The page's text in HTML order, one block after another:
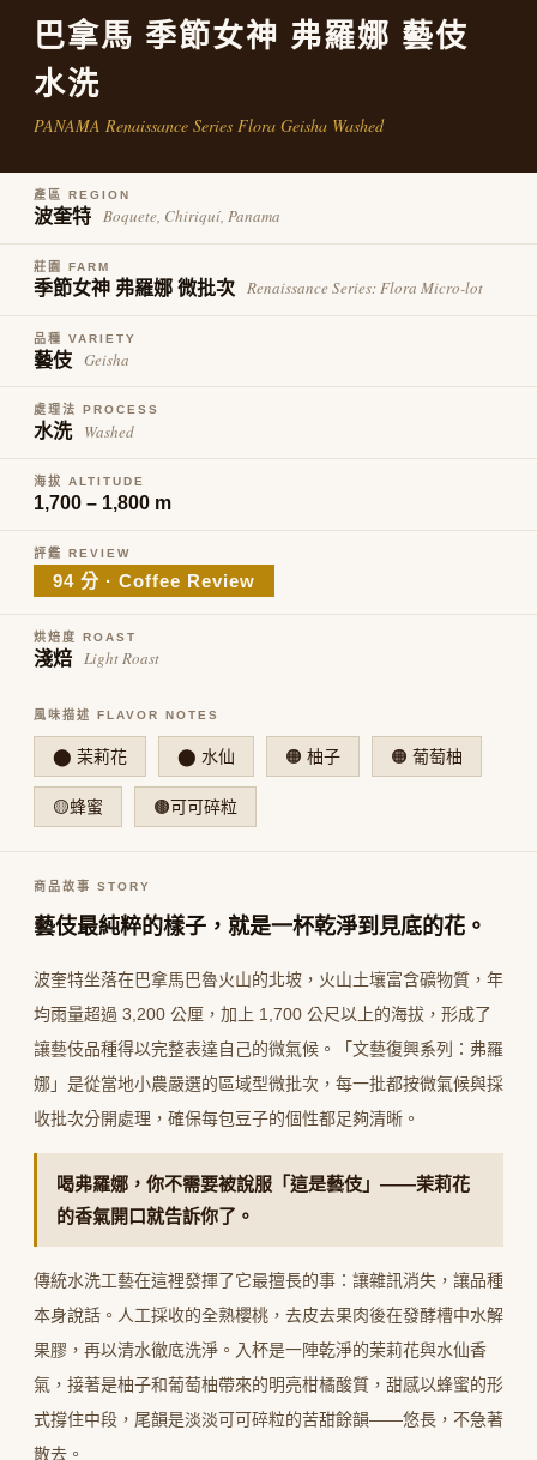
【注意事項】
１．透過由恩沛科技股份有限公司提供之「AFTEE先享後付」服務完成之交
易，需依本服務之必要範圍內提供個人資料，並將交易相關給付款項請求債
２．關於個人資料處理事宜，請瀏覽以下網址：
３．未成年的使用者請事先徵得法定代理人或監護人之同意方可使用
「AFTEE先享後付」，若未經同意申辦者引起之損失，本公司不負相關責
任。
時審查核予不同之上限額度；若仍有額度不足之情形，本公司將視審查結果
請求用戶進行身份認證。
５．嚴禁一人註冊多個帳號或使用他人資訊註冊。若發現惡意使用之情形，
宅配
每筆NT$80，滿NT$800(含以上)免運費
巴拿馬 季節女神 弗羅娜 藝伎
水洗
PANAMA Renaissance Series Flora Geisha Washed
產區 REGION
波奎特 Boquete, Chiriquí, Panama
莊園 FARM
季節女神 弗羅娜 微批次 Renaissance Series: Flora Micro-lot
品種 VARIETY
藝伎 Geisha
處理法 PROCESS
水洗 Washed
海拔 ALTITUDE
1,700 – 1,800 m
評鑑 REVIEW
94 分 · Coffee Review
烘焙度 ROAST
淺焙 Light Roast
風味描述 FLAVOR NOTES
⬤ 茉莉花 ⬤ 水仙 🟠 柚子 🟠 葡萄柚
🟡蜂蜜 🟤可可碎粒
商品故事 STORY
藝伎最純粹的樣子，就是一杯乾淨到見底的花。
波奎特坐落在巴拿馬巴魯火山的北坡，火山土壤富含礦物質，年
均雨量超過 3,200 公厘，加上 1,700 公尺以上的海拔，形成了
讓藝伎品種得以完整表達自己的微氣候。「文藝復興系列：弗羅
娜」是從當地小農嚴選的區域型微批次，每一批都按微氣候與採
收批次分開處理，確保每包豆子的個性都足夠清晰。
喝弗羅娜，你不需要被說服「這是藝伎」——茉莉花
的香氣開口就告訴你了。
傳統水洗工藝在這裡發揮了它最擅長的事：讓雜訊消失，讓品種
本身說話。人工採收的全熟櫻桃，去皮去果肉後在發酵槽中水解
果膠，再以清水徹底洗淨。入杯是一陣乾淨的茉莉花與水仙香
氣，接著是柚子和葡萄柚帶來的明亮柑橘酸質，甜感以蜂蜜的形
式撐住中段，尾韻是淡淡可可碎粒的苦甜餘韻——悠長，不急著
散去。